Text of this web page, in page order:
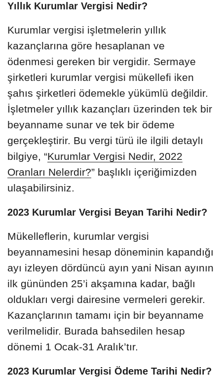
Yıllık Kurumlar Vergisi Nedir?
Kurumlar vergisi işletmelerin yıllık
kazançlarına göre hesaplanan ve
ödenmesi gereken bir vergidir. Sermaye
şirketleri kurumlar vergisi mükellefi iken
şahıs şirketleri ödemekle yükümlü değildir.
İşletmeler yıllık kazançları üzerinden tek bir
beyanname sunar ve tek bir ödeme
gerçekleştirir. Bu vergi türü ile ilgili detaylı
bilgiye, “Kurumlar Vergisi Nedir, 2022
Oranları Nelerdir?” başlıklı içeriğimizden
ulaşabilirsiniz.
2023 Kurumlar Vergisi Beyan Tarihi Nedir?
Mükelleflerin, kurumlar vergisi
beyannamesini hesap döneminin kapandığı
ayı izleyen dördüncü ayın yani Nisan ayının
ilk gününden 25’i akşamına kadar, bağlı
oldukları vergi dairesine vermeleri gerekir.
Kazançlarının tamamı için bir beyanname
verilmelidir. Burada bahsedilen hesap
dönemi 1 Ocak-31 Aralık’tır.
2023 Kurumlar Vergisi Ödeme Tarihi Nedir?